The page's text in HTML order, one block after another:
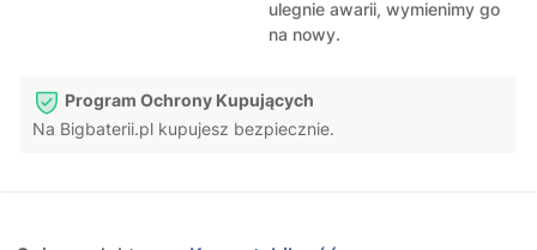
ulegnie awarii, wymienimy go
na nowy.
Program Ochrony Kupujących
Na Bigbaterii.pl kupujesz bezpiecznie.